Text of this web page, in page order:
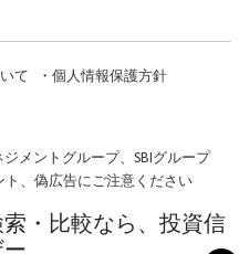
て ・ 個人情報保護方針
メントグループ、SBIグループ
、偽広告にご注意ください
・比較なら、投資信